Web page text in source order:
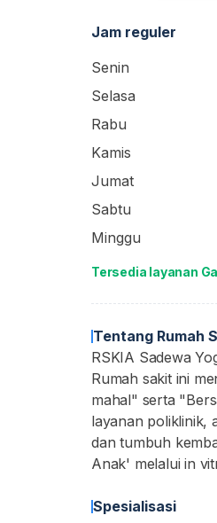
Jam reguler
Senin
Selasa
Rabu
Kamis
Jumat
Sabtu
Minggu
Tersedia layanan
Tentang Rumah
RSKIA Sadewa
Rumah sakit ini
mahal" serta
layanan poliklinik,
dan tumbuh
Anak' melalui in
Spesialisasi